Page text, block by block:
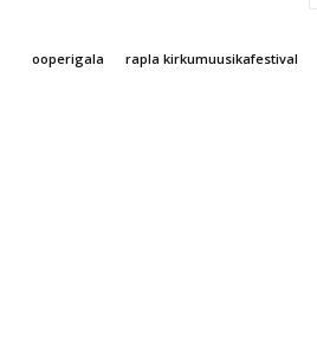
ooperigala rapla kirkumuusikafestival